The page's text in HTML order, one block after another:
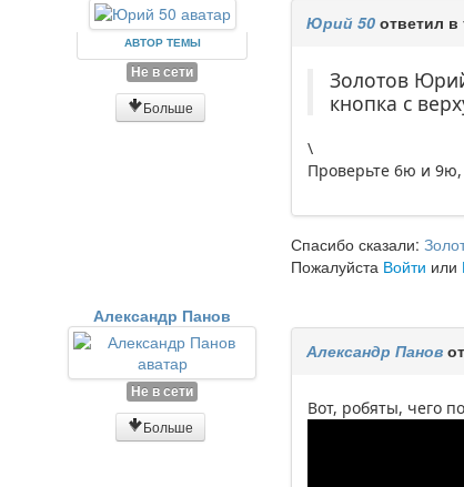
АВТОР ТЕМЫ
Не в сети
Больше
Юрий 50 ответил
Золотов
кнопка с
\
Проверьте 6ю и 9ю,
Спасибо сказали:
Пожалуйста Войти или
Александр Панов
Не в сети
Больше
Александр Панов
Вот, робяты, чего